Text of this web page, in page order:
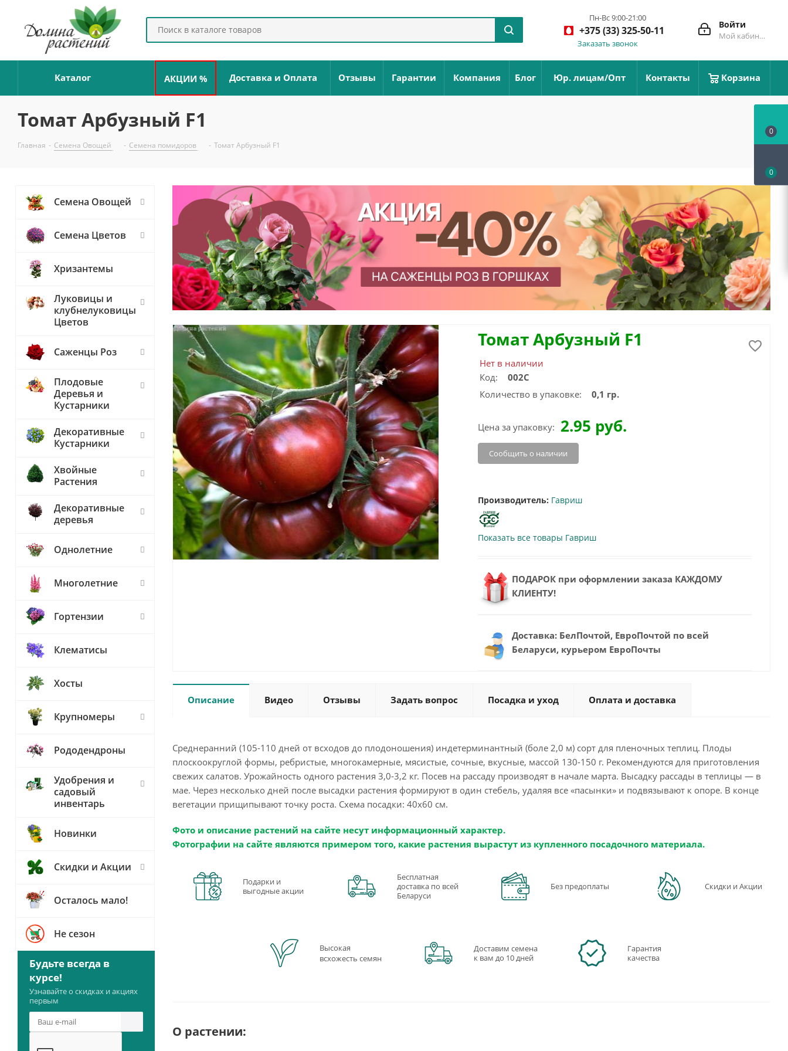
Войти
Мой кабинет
Пн-Вс 9:00-21:00
+375 (33) 325-50-11
Заказать звонок
Каталог АКЦИИ % Доставка и Оплата Отзывы Гарантии Компания Блог Юр. лицам/Опт Контакты Корзина
Томат Арбузный F1
Главная - Семена Овощей - Семена помидоров - Томат Арбузный F1
Томат Арбузный F1
Нет в наличии
Код:
002С
Количество в упаковке:
0,1 гр.
Цена за упаковку: 2.95 руб.
Сообщить о наличии
Производитель: Гавриш
Показать все товары Гавриш
ПОДАРОК при оформлении заказа КАЖДОМУ
КЛИЕНТУ!
Доставка: БелПочтой, ЕвроПочтой по всей
Беларуси, курьером ЕвроПочты
Описание Видео Отзывы Задать вопрос Посадка и уход Оплата и доставка
Среднеранний (105-110 дней от всходов до плодоношения) индетерминантный (боле 2,0 м) сорт для пленочных теплиц. Плоды
плоскоокруглой формы, ребристые, многокамерные, мясистые, сочные, вкусные, массой 130-150 г. Рекомендуются для приготовления
свежих салатов. Урожайность одного растения 3,0-3,2 кг. Посев на рассаду производят в начале марта. Высадку рассады в теплицы — в
мае. Через несколько дней после высадки растения формируют в один стебель, удаляя все «пасынки» и подвязывают к опоре. В конце
вегетации прищипывают точку роста. Схема посадки: 40х60 см.
Фото и описание растений на сайте несут информационный характер.
Фотографии на сайте являются примером того, какие растения вырастут из купленного посадочного материала.
Подарки и
выгодные акции
Бесплатная
доставка по всей
Беларуси
Без предоплаты Скидки и Акции
Высокая
всхожесть семян
Доставим семена
к вам до 10 дней
Гарантия
качества
О растении:
Семена Овощей
Семена Цветов
Хризантемы
Луковицы и
клубнелуковицы
Цветов
Саженцы Роз
Плодовые
Деревья и
Кустарники
Декоративные
Кустарники
Хвойные
Растения
Декоративные
деревья
Однолетние
Многолетние
Гортензии
Клематисы
Хосты
Крупномеры
Рододендроны
Удобрения и
садовый
инвентарь
Новинки
Скидки и Акции
Осталось мало!
Не сезон
Будьте всегда в
курсе!
Узнавайте о скидках и акциях
первым
0
0